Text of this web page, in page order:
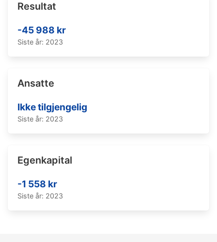
Resultat
-45 988 kr
Siste år: 2023
Ansatte
Ikke tilgjengelig
Siste år: 2023
Egenkapital
-1 558 kr
Siste år: 2023